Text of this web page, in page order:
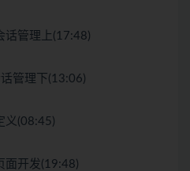
话管理上(17:48)
管理下(13:06)
义(08:45)
面开发(19:48)